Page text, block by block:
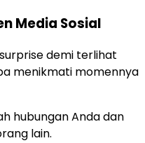
Media Sosial
demi terlihat
menikmati momennya
hubungan Anda dan
lain.